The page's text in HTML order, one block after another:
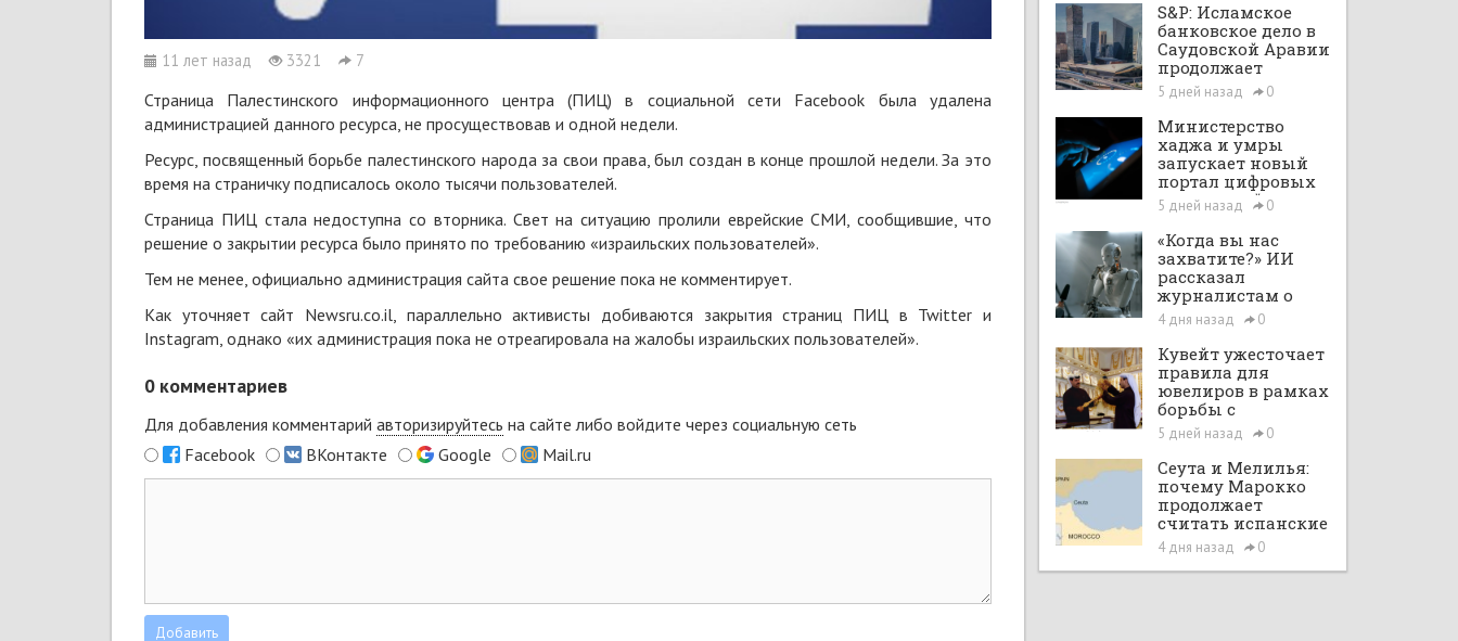
11 лет назад 3321 7
Страница Палестинского информационного центра (ПИЦ) в социальной сети Facebook была удалена
администрацией данного ресурса, не просуществовав и одной недели.
Ресурс, посвященный борьбе палестинского народа за свои права, был создан в конце прошлой недели. За это
время на страничку подписалось около тысячи пользователей.
Страница ПИЦ стала недоступна со вторника. Свет на ситуацию пролили еврейские СМИ, сообщившие, что
решение о закрытии ресурса было принято по требованию «израильских пользователей».
Тем не менее, официально администрация сайта свое решение пока не комментирует.
Как уточняет сайт Newsru.co.il, параллельно активисты добиваются закрытия страниц ПИЦ в Twitter и
Instagram, однако «их администрация пока не отреагировала на жалобы израильских пользователей».
0 комментариев
Для добавления комментарий авторизируйтесь на сайте либо войдите через социальную сеть
Facebook
ВКонтакте Google Mail.ru
S&P: Исламское
банковское дело в
Саудовской Аравии
продолжает
расширяться при
поддержке Vision
2030 и рыночных
реформ
5 дней назад 0
Министерство
хаджа и умры
запускает новый
портал цифровых
интеграций
5 дней назад 0
«Когда вы нас
захватите?» ИИ
рассказал
журналистам о
планах по
покорению мира в
большом интервью
с ChatGPT
4 дня назад 0
Кувейт ужесточает
правила для
ювелиров в рамках
борьбы с
отмыванием денег
5 дней назад 0
Сеута и Мелилья:
почему Марокко
продолжает
считать испанские
анклавы своими
территориями
4 дня назад 0